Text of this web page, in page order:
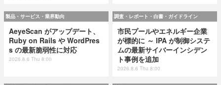
製品・サービス・業界動向
AeyeScan がアップデート、
Ruby on Rails や WordPres
s の最新脆弱性に対応
2026.8.6 Thu 8:00
調査・レポート・白書・ガイドライン
市民プールやエネルギー企業
が標的に ～ IPA が制御システ
ムの最新サイバーインシデン
ト事例を追加
2026.8.6 Thu 8:00